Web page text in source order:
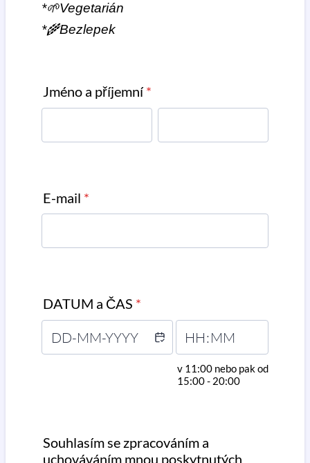
*🌱Vegetarián
*🌾Bezlepek
Jméno a příjemní *
E-mail *
DATUM a ČAS *
v 11:00 nebo pak od
15:00 - 20:00
Souhlasím se zpracováním a
uchováváním mnou poskytnutých